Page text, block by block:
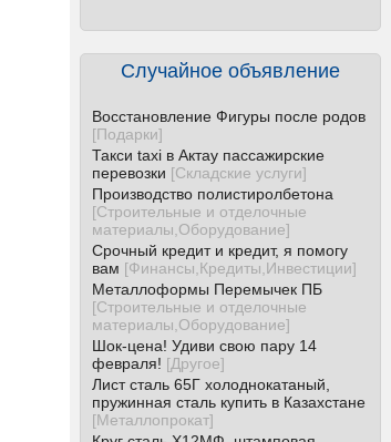
Случайное объявление
Восстановление Фигуры после родов
[Подарки]
Такси taxi в Актау пассажирские
перевозки [Складские услуги]
Производство полистиролбетона
[Строительные и отделочные
материалы,Оборудование]
Срочный кредит и кредит, я помогу
вам [Финансы,Кредиты,Инвестиции]
Металлоформы Перемычек ПБ
[Строительные и отделочные
материалы,Оборудование]
Шок-цена! Удиви свою пару 14
февраля! [Другое]
Лист сталь 65Г холоднокатаный,
пружинная сталь купить в Казахстане
[Металлопрокат]